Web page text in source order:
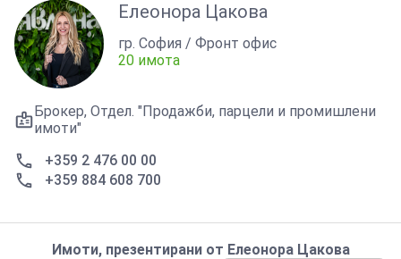
Елеонора Цакова
гр. София / Фронт офис
20 имота
Брокер, Отдел. "Продажби, парцели и промишлени
имоти"
+359 2 476 00 00
+359 884 608 700
Имоти, презентирани от Елеонора Цакова